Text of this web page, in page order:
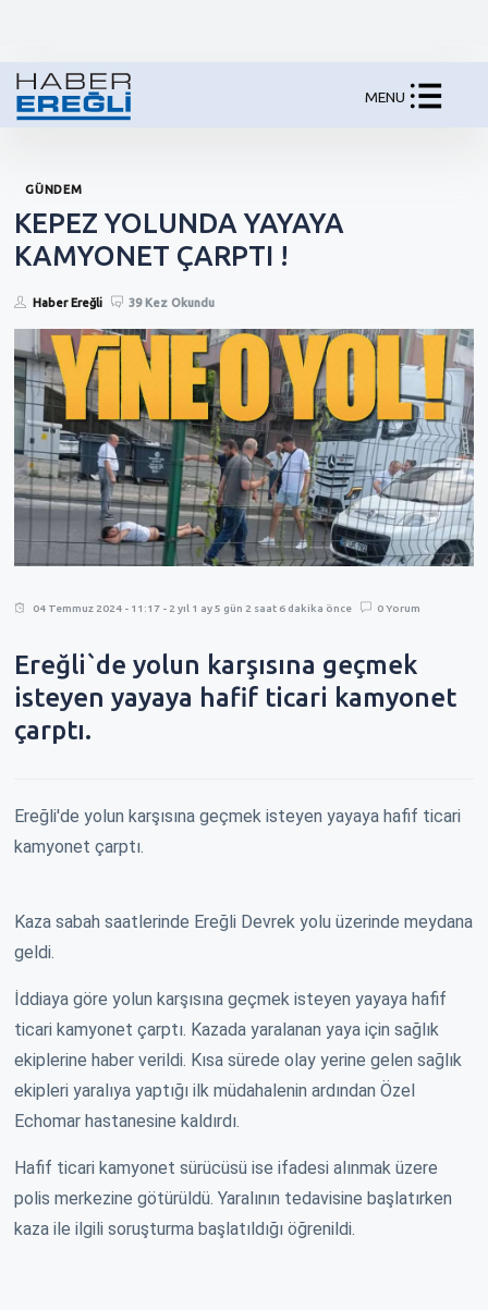
MENU
GÜNDEM
KEPEZ YOLUNDA YAYAYA
KAMYONET ÇARPTI !
Haber Ereğli 39 Kez Okundu
04 Temmuz 2024 - 11:17 - 2 yıl 1 ay 5 gün 2 saat 6 dakika önce 0 Yorum
Ereğli`de yolun karşısına geçmek
isteyen yayaya hafif ticari kamyonet
çarptı.
Ereğli'de yolun karşısına geçmek isteyen yayaya hafif ticari
kamyonet çarptı.
Kaza sabah saatlerinde Ereğli Devrek yolu üzerinde meydana
geldi.
İddiaya göre yolun karşısına geçmek isteyen yayaya hafif
ticari kamyonet çarptı. Kazada yaralanan yaya için sağlık
ekiplerine haber verildi. Kısa sürede olay yerine gelen sağlık
ekipleri yaralıya yaptığı ilk müdahalenin ardından Özel
Echomar hastanesine kaldırdı.
Hafif ticari kamyonet sürücüsü ise ifadesi alınmak üzere
polis merkezine götürüldü. Yaralının tedavisine başlatırken
kaza ile ilgili soruşturma başlatıldığı öğrenildi.